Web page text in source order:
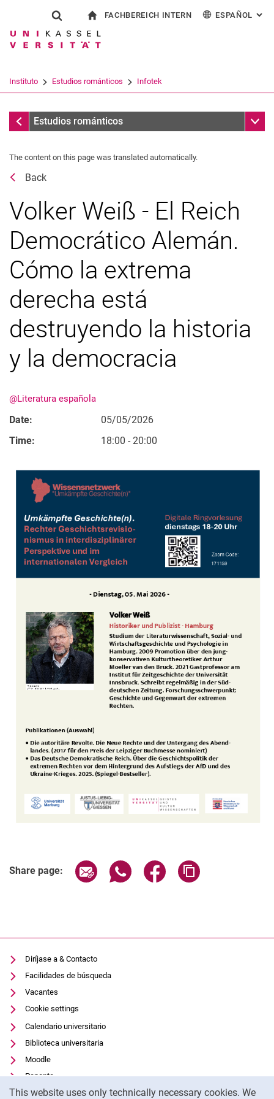
Jump directly to: content
Jump directly to: search
Jump directly to: main
This website uses only technically necessary cookies. We
Show search form
Search term
Search (opens an external link in a
FACHBEREICH INTERN ESPAÑOL :
Instituto Estudios románticos Infotek
FechasEstudios románticos Sub
The content on this page was translated automatically.
Back
Volker Weiß - El Reich
Democrático Alemán.
Cómo la extrema
derecha está
destruyendo la historia
y la democracia
@Literatura española
Date:
05/05/2026
Time:
18:00 - 20:00
Share page: Share page via email
Share page via WhatsApp
Share page via
Diríjase a & Contacto
Facilidades de búsqueda
Vacantes
Cookie settings
Calendario universitario
Biblioteca universitaria
Moodle
Panopto
Protección de datos